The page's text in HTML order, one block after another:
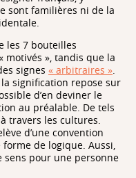
sont familières ni de la
les 7 bouteilles
motivés », tandis que la
signes « arbitraires ».
signification repose sur
d’en deviner le
au préalable. De tels
travers les cultures.
d’une convention
de logique. Aussi,
sens pour une personne